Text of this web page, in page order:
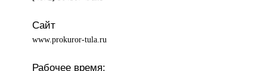
Сайт
www.prokuror-tula.ru
Рабочее время: